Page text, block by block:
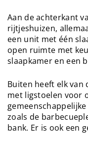
Aan de achterkant
rijtjeshuizen,
een unit met één
open ruimte met
slaapkamer en een
Buiten heeft elk van
met ligstoelen voor
zoals de
bank. Er is ook een